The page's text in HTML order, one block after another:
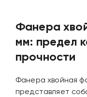
Фанера
мм: предел
прочности
Фанера хвойная
представляет